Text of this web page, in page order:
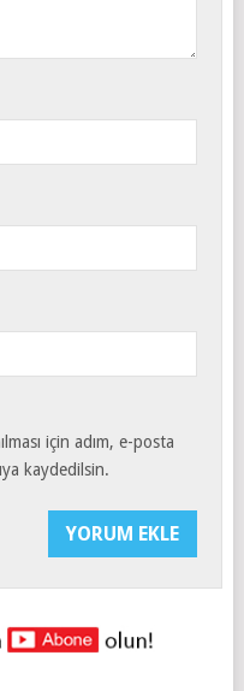
için adım, e-posta
kaydedilsin.